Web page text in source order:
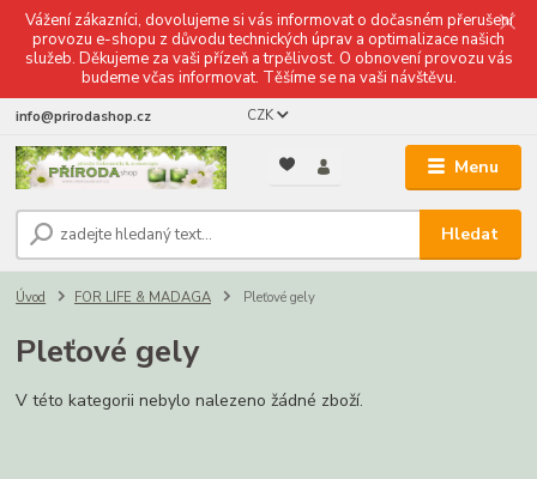
Vážení zákazníci, dovolujeme si vás informovat o dočasném přerušení
provozu e-shopu z důvodu technických úprav a optimalizace našich
služeb. Děkujeme za vaši přízeň a trpělivost. O obnovení provozu vás
budeme včas informovat. Těšíme se na vaši návštěvu.
Menu
CZK
Hledat
info@prirodashop.cz
Úvod FOR LIFE & MADAGA Pleťové gely
Pleťové gely
V této kategorii nebylo nalezeno žádné zboží.